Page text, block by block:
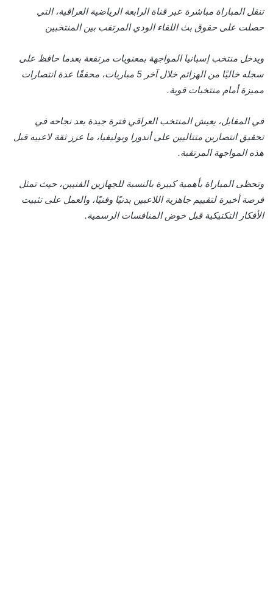
تنقل المباراة مباشرة عبر قناة الرابعة الرياضية العراقية، التي
حصلت على حقوق بث اللقاء الودي المرتقب بين المنتخبين
ويدخل منتخب إسبانيا المواجهة بمعنويات مرتفعة بعدما حافظ على
سجله خاليًا من الهزائم خلال آخر 5 مباريات، محققًا عدة انتصارات
مميزة أمام منتخبات قوية.
في المقابل، يعيش المنتخب العراقي فترة جيدة بعد نجاحه في
تحقيق انتصارين متتاليين على أندورا وبوليفيا، ما عزز ثقة لاعبيه قبل
هذه المواجهة المرتقبة.
وتحظى المباراة بأهمية كبيرة بالنسبة للجهازين الفنيين، حيث تمثل
فرصة أخيرة لتقييم جاهزية اللاعبين بدنيًا وفنيًا، والعمل على تثبيت
الأفكار التكتيكية قبل خوض المنافسات الرسمية.